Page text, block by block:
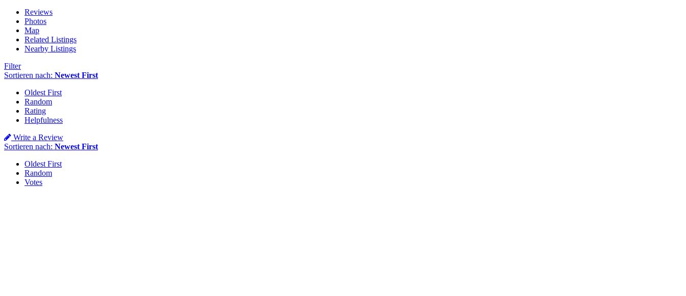
Reviews
Photos
Map
Related Listings
Nearby Listings
Filter
Sortieren nach: Newest First
Oldest First
Random
Rating
Helpfulness
Write a Review
Sortieren nach: Newest First
Oldest First
Random
Votes